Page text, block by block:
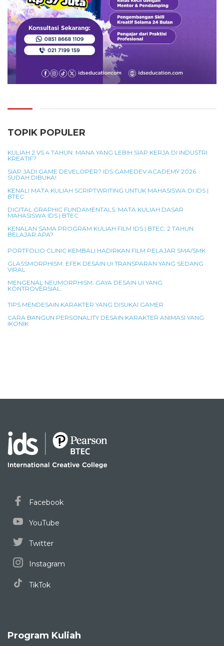
TOPIK POPULER
KULIAH 2 VS 4 TAHUN: MANA YANG LEBIH SIAP KERJA DI INDUSTRI
KREATIF?
SIAP JADI GAME DEVELOPER? IDS GAMEDEV ACADEMY 2026
SUDAH DIBUKA!
KENALI MATA KULIAH SCRIPTWRITING UNTUK MAHASISWA DI IDS |
BTEC
DIGITAL GRAPHIC FUNDAMENTALS: MATA KULIAH DASAR
MAHASISWA IDS | BTEC
KENALAN SAMA PROGRAM KULIAH FILM IDS | BTEC, 2 TAHUN
BELAJAR APA?
PORTFOLIO CLINIC KEMBALI HADIRKAN FILM PELAJAR SMA/SMK
GLASSMORPHISM: EFEK DESAIN UI TRANSPARAN YANG SEDANG
VIRAL
MENGENAL NEUMORPHISM: GAYA DESAIN UI YANG
KONTROVERSIAL
TIPS MENDESAIN KARAKTER YANG DISUKAI GAMER
CARA BANGUN PERSONALITY DESAIN KARAKTER ANIMASI YANG
IKONIK
Facebook
YouTube
Twitter
Instagram
TikTok
Program Kuliah